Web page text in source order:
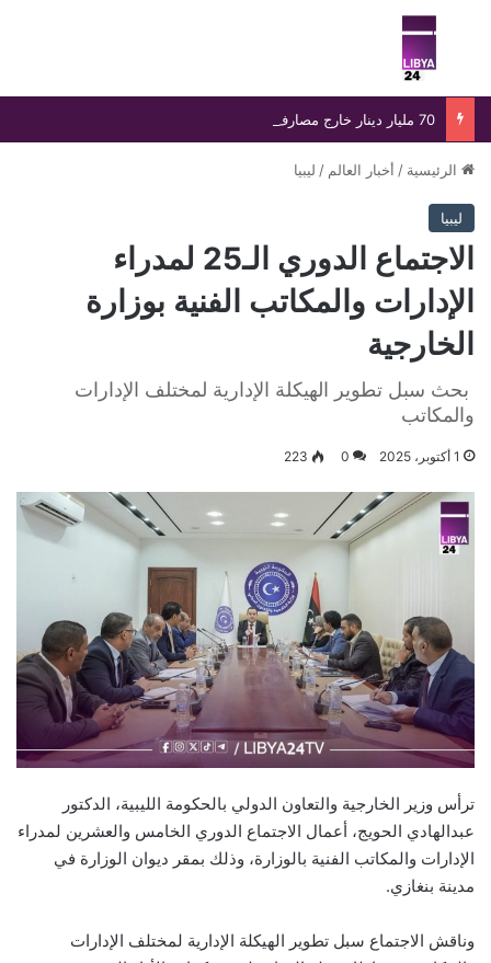
بحث عن
70 مليار دينار خارج مصارف ليبيا تزيد تحديات السياسة النقدية
الرئيسية / أخبار العالم / ليبيا
ليبيا
الاجتماع الدوري الـ25 لمدراء
الإدارات والمكاتب الفنية بوزارة
الخارجية
بحث سبل تطوير الهيكلة الإدارية لمختلف الإدارات
والمكاتب
1 أكتوبر، 2025 0
223
ترأس وزير الخارجية والتعاون الدولي بالحكومة الليبية، الدكتور
عبدالهادي الحويج، أعمال الاجتماع الدوري الخامس والعشرين لمدراء
الإدارات والمكاتب الفنية بالوزارة، وذلك بمقر ديوان الوزارة في
مدينة بنغازي.
وناقش الاجتماع سبل تطوير الهيكلة الإدارية لمختلف الإدارات